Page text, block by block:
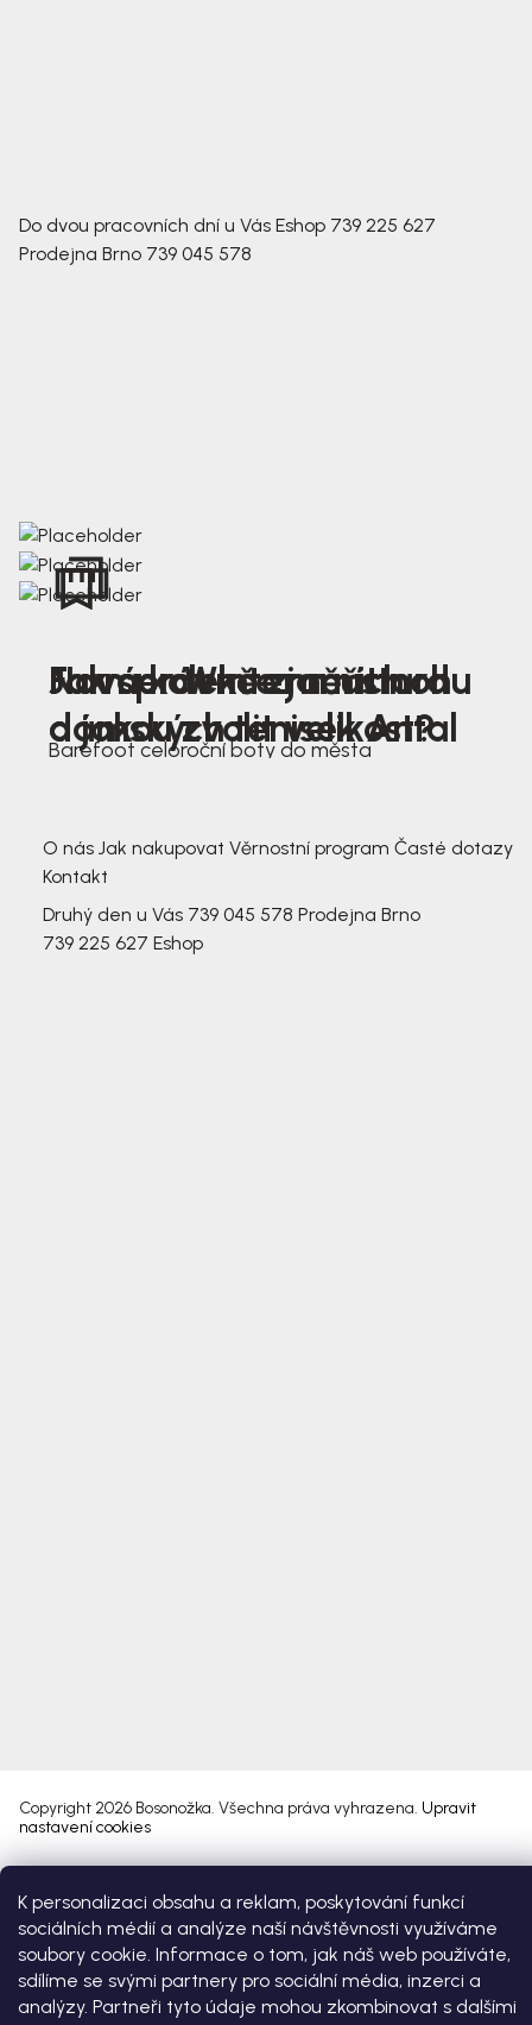
K personalizaci obsahu a reklam, poskytování funkcí
sociálních médií a analýze naší návštěvnosti využíváme
soubory cookie. Informace o tom, jak náš web používáte,
sdílíme se svými partnery pro sociální média, inzerci a
analýzy. Partneři tyto údaje mohou zkombinovat s dalšími
Do dvou pracovních dní u Vás Eshop 739 225 627
Prodejna Brno 739 045 578
Nová kolekce jarních
dámských tenisek Antal
Jak správně změřit nohu
a jakou zvolit velikost?
Farmer Winter mustard
Barefoot celoroční boty do města
O nás Jak nakupovat Věrnostní program Časté dotazy
Kontakt
Druhý den u Vás 739 045 578 Prodejna Brno
739 225 627 Eshop
Copyright 2026 Bosonožka. Všechna práva vyhrazena. Upravit
nastavení cookies